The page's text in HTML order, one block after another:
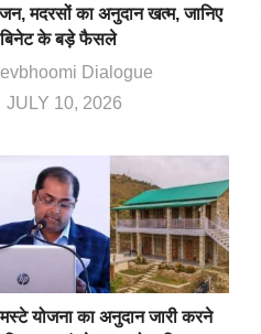
मदरसों का अनुदान खत्म, जानिए
के बड़े फैसले
Dialogue
JULY 10, 2026
योजना का अनुदान जारी करने